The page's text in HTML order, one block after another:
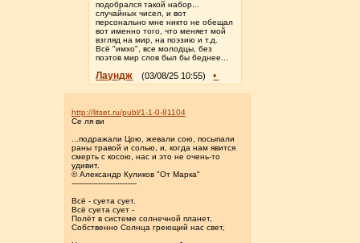
подобрался такой набор...
случайных чисел, и вот
персонально мне никто не обещал
вот именно того, что меняет мой
взгляд на мир, на поэзию и т.д.
Всё "имхо", все молодцы, без
поэтов мир слов был бы беднее...
Лаундж (03/08/25 10:55) •
http://litset.ru/publ/1-1-0-81104
Се ля ви
...подражали Цою, жевали сою, посыпали
раны травой и солью, и, когда нам явится
смерть с косою, нас и это не очень-то
удивит.
© Александр Куликов "От Марка"
---------------------------
Всё - суета сует.
Всё суета сует -
Полёт в системе солнечной планет,
Собственно Солнца греющий нас свет,